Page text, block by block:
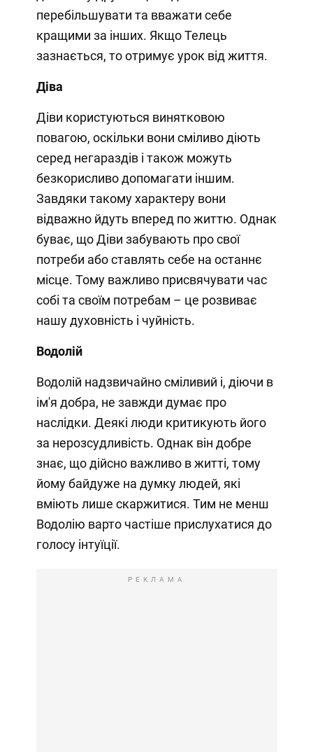
перебільшувати та вважати себе
кращими за інших. Якщо Телець
зазнається, то отримує урок від життя.
Діва
Діви користуються винятковою
повагою, оскільки вони сміливо діють
серед негараздів і також можуть
безкорисливо допомагати іншим.
Завдяки такому характеру вони
відважно йдуть вперед по життю. Однак
буває, що Діви забувають про свої
потреби або ставлять себе на останнє
місце. Тому важливо присвячувати час
собі та своїм потребам – це розвиває
нашу духовність і чуйність.
Водолій
Водолій надзвичайно сміливий і, діючи в
ім'я добра, не завжди думає про
наслідки. Деякі люди критикують його
за нерозсудливість. Однак він добре
знає, що дійсно важливо в житті, тому
йому байдуже на думку людей, які
вміють лише скаржитися. Тим не менш
Водолію варто частіше прислухатися до
голосу інтуїції.
РЕКЛАМА